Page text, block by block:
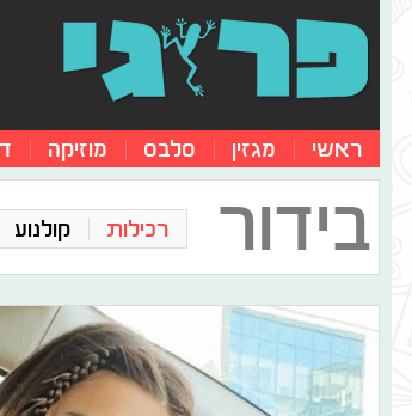
ראשי מגזין סלבס מוזיקה
בידור רכילות קולנוע